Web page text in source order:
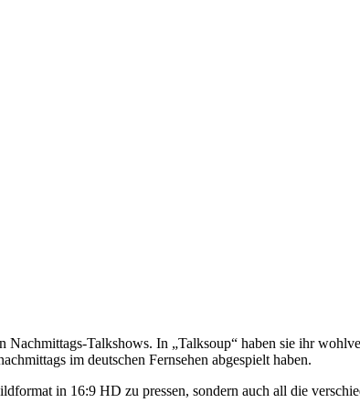
Talkshows. In „Talksoup“ haben sie ihr
im deutschen Fernsehen abgespielt haben.
in 16:9 HD zu pressen, sondern auch all die